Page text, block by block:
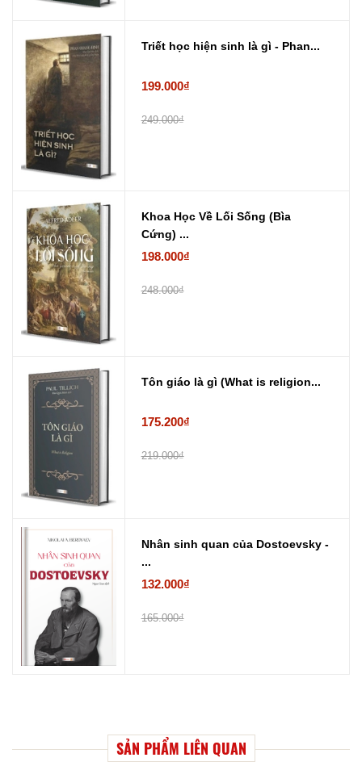
Triết học hiện sinh là gì - Phan...
199.000₫
249.000₫
Khoa Học Về Lối Sống (Bìa
Cứng) ...
198.000₫
248.000₫
Tôn giáo là gì (What is religion...
175.200₫
219.000₫
Nhân sinh quan của Dostoevsky -
...
132.000₫
165.000₫
SẢN PHẨM LIÊN QUAN